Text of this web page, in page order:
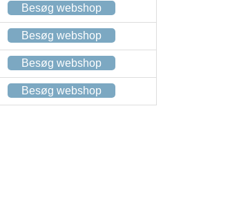
Besøg webshop
Besøg webshop
Besøg webshop
Besøg webshop